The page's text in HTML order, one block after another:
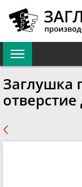
Заглушка